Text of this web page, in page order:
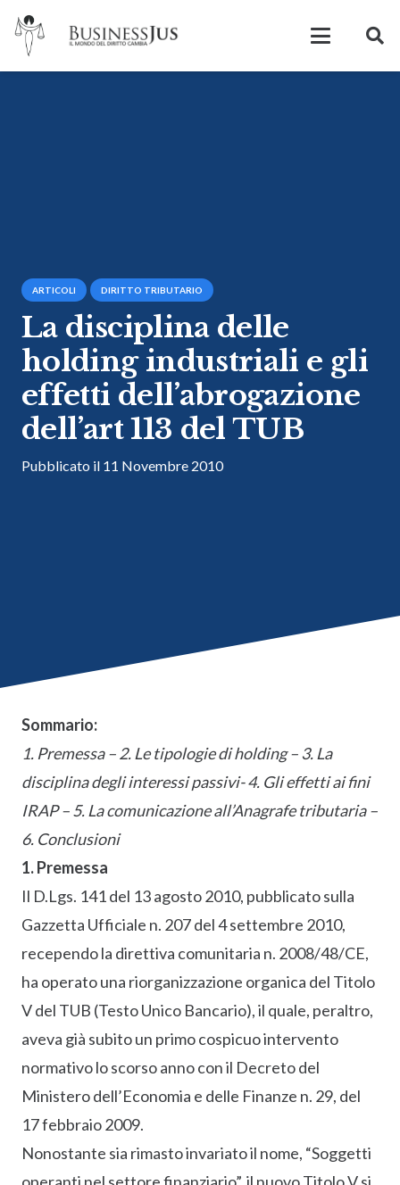
ARTICOLI DIRITTO TRIBUTARIO
La disciplina delle
holding industriali e gli
effetti dell’abrogazione
dell’art 113 del TUB
Pubblicato il 11 Novembre 2010
Sommario:
1. Premessa – 2. Le tipologie di holding – 3. La
disciplina degli interessi passivi- 4. Gli effetti ai fini
IRAP – 5. La comunicazione all’Anagrafe tributaria –
6. Conclusioni
1. Premessa
Il D.Lgs. 141 del 13 agosto 2010, pubblicato sulla
Gazzetta Ufficiale n. 207 del 4 settembre 2010,
recependo la direttiva comunitaria n. 2008/48/CE,
ha operato una riorganizzazione organica del Titolo
V del TUB (Testo Unico Bancario), il quale, peraltro,
aveva già subito un primo cospicuo intervento
normativo lo scorso anno con il Decreto del
Ministero dell’Economia e delle Finanze n. 29, del
17 febbraio 2009.
Nonostante sia rimasto invariato il nome, “Soggetti
operanti nel settore finanziario”, il nuovo Titolo V si